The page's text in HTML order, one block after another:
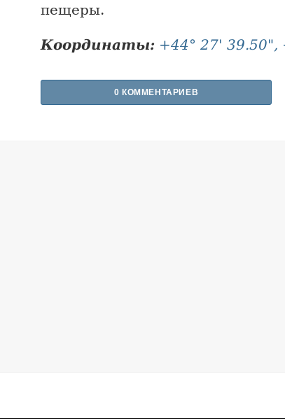
пещеры.
Координаты: +44° 27' 39.50",
0 КОММЕНТАРИЕВ